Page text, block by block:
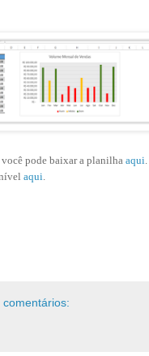
pode baixar a planilha aqui
aqui
comentários: